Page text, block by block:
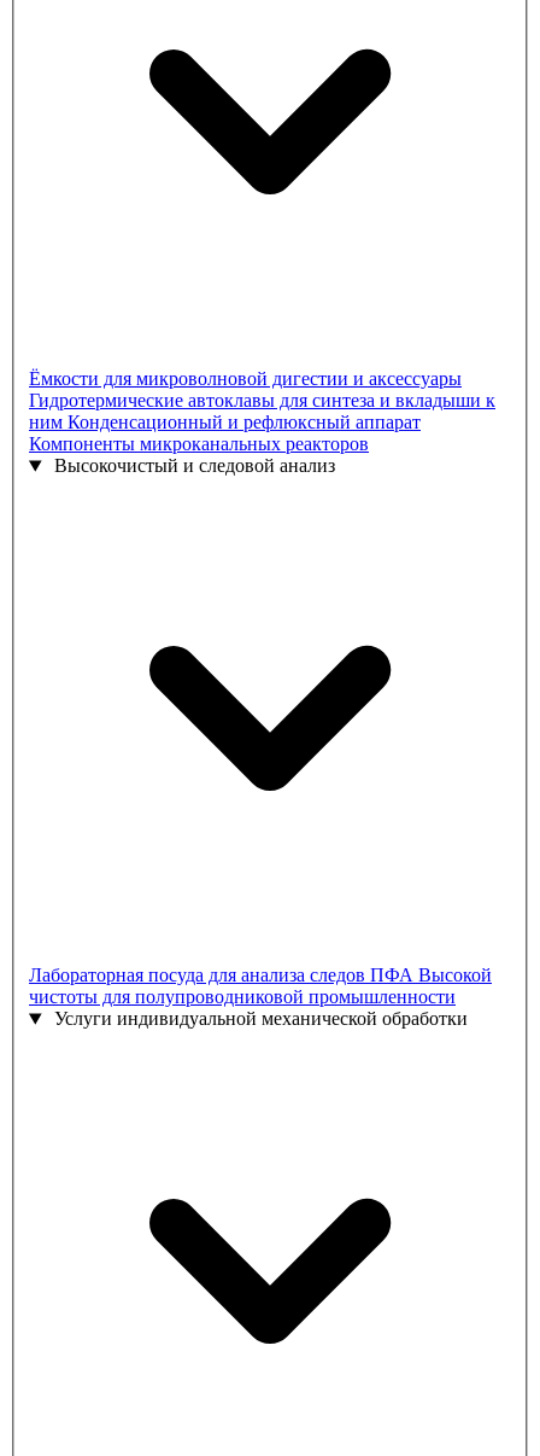
Ёмкости для микроволновой дигестии и аксессуары
Гидротермические автоклавы для синтеза и вкладыши к
ним Конденсационный и рефлюксный аппарат
Компоненты микроканальных реакторов
Высокочистый и следовой анализ
Лабораторная посуда для анализа следов ПФА Высокой
чистоты для полупроводниковой промышленности
Услуги индивидуальной механической обработки